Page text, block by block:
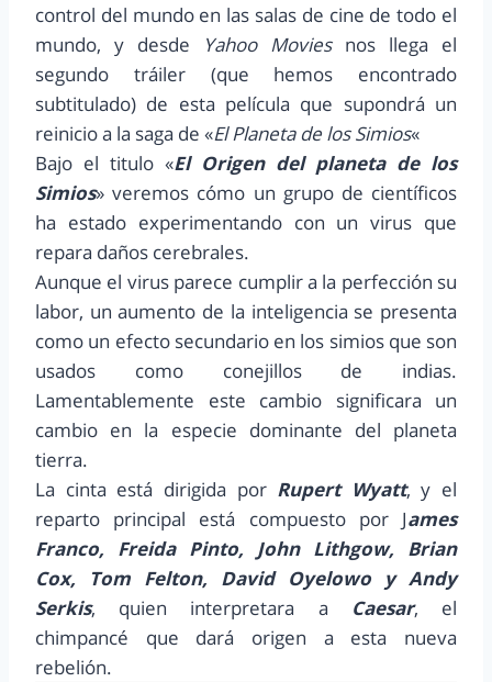
control del mundo en las salas de cine de todo el
mundo, y desde
Yahoo Moviesnos llega el
segundo tráiler (que hemos encontrado
subtitulado) de esta película que supondrá un
reinicio a la saga de «El Planeta de los Simios«
Bajo el titulo «El Origen del planeta de los
Simios» veremos cómo un grupo de científicos
ha estado experimentando con un virus que
repara daños cerebrales.
Aunque el virus parece cumplir a la perfección su
labor, un aumento de la inteligencia se presenta
como un efecto secundario en los simios que son
usados como conejillos de indias.
Lamentablemente este cambio significara un
cambio en la especie dominante del planeta
tierra.
La cinta está dirigida por Rupert Wyatt, y el
reparto principal está compuesto por James
Franco, Freida Pinto, John Lithgow, Brian
Cox, Tom Felton, David Oyelowo y Andy
Serkis, quien interpretara a Caesar, el
chimpancé que dará origen a esta nueva
rebelión.